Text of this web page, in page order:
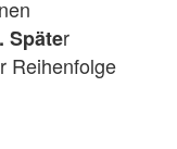
Später
r Reihenfolge